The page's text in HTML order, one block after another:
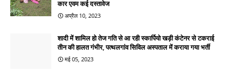
कार एवम कई दस्तावेज
अप्रैल 10, 2023
शादी में शामिल हो तेज गति से आ रही स्कार्पियो खड़ी कंटेनर से टकराई
तीन की हालत गंभीर, पत्थलगांव सिविल अस्पताल में कराया गया भर्ती
मई 05, 2023